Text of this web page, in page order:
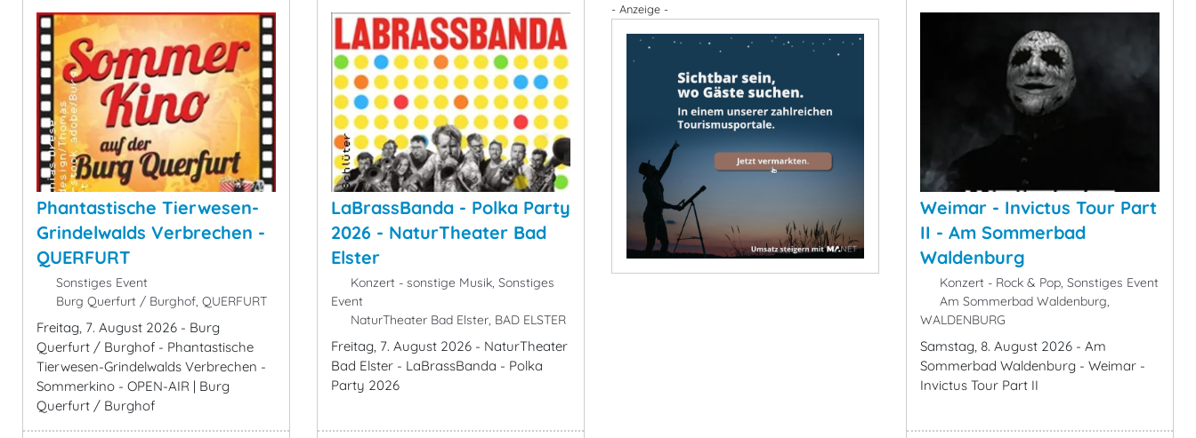
Phantastische Tierwesen-
Grindelwalds Verbrechen -
QUERFURT
Sonstiges Event
Burg Querfurt / Burghof, QUERFURT
Freitag, 7. August 2026 - Burg
Querfurt / Burghof - Phantastische
Tierwesen-Grindelwalds Verbrechen -
Sommerkino - OPEN-AIR | Burg
Querfurt / Burghof
LaBrassBanda - Polka Party
2026 - NaturTheater Bad
Elster
Konzert - sonstige Musik, Sonstiges
Event
NaturTheater Bad Elster, BAD ELSTER
Freitag, 7. August 2026 - NaturTheater
Bad Elster - LaBrassBanda - Polka
Party 2026
- Anzeige -
Weimar - Invictus Tour Part
II - Am Sommerbad
Waldenburg
Konzert - Rock & Pop, Sonstiges Event
Am Sommerbad Waldenburg,
WALDENBURG
Samstag, 8. August 2026 - Am
Sommerbad Waldenburg - Weimar -
Invictus Tour Part II